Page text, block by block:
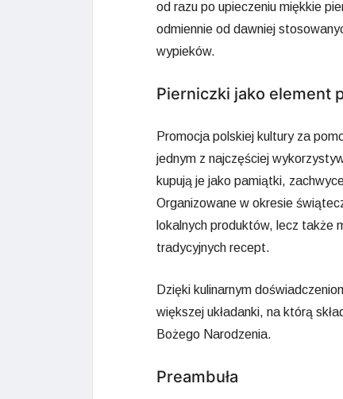
od razu po upieczeniu miękkie
odmiennie od dawniej
wypieków.
Pierniczki jako element
Promocja polskiej kultury za
jednym z najczęściej
kupują je jako pamiątki,
Organizowane w okresie
lokalnych produktów, lecz także
tradycyjnych recept.
Dzięki kulinarnym
większej układanki, na którą
Bożego Narodzenia.
Preambuła